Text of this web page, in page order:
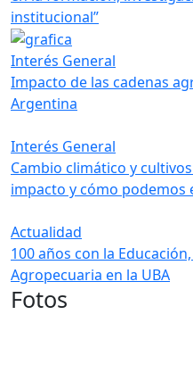
institucional”
Interés General
Impacto de las cadenas
Argentina
Interés General
Cambio climático y
impacto y cómo podemos
Actualidad
100 años con la
Agropecuaria en la UBA
Fotos